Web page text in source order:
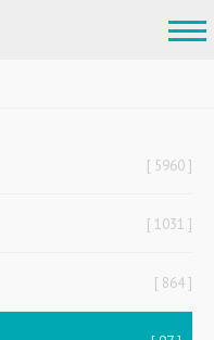
5960
1031
864